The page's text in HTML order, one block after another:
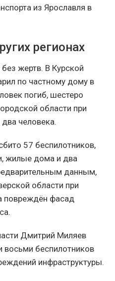
из Ярославля в
регионах
жертв. В Курской
по частному дому в
погиб, шестеро
области при
человека.
57 беспилотников,
жилые дома и два
данным,
области при
повреждён фасад
Дмитрий Миляев
беспилотников
инфраструктуры.